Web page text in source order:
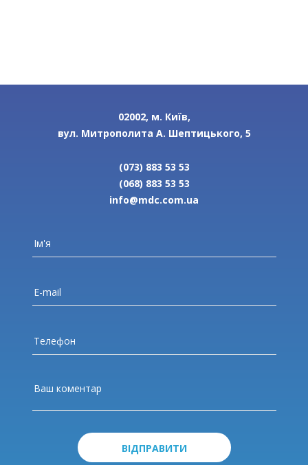
02002, м. Київ,
вул. Митрополита А. Шептицького, 5
(073) 883 53 53
(068) 883 53 53
info@mdc.com.ua
ВІДПРАВИТИ